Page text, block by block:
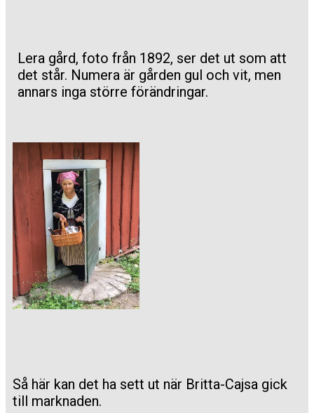
Lera gård, foto från 1892, ser det ut som att
det står. Numera är gården gul och vit, men
annars inga större förändringar.
Så här kan det ha sett ut när Britta-Cajsa gick
till marknaden.